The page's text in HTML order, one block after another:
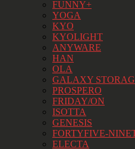
FUNNY+
YOGA
KYO
KYOLIGHT
ANYWARE
HAN
OLA
GALAXY
PROSPERO
FRIDAY/ON
ISOTTA
GENESIS
FORTYFIVE-
ELECTA